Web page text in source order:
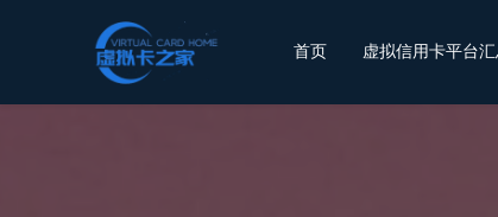
首页 虚拟信用卡平台汇